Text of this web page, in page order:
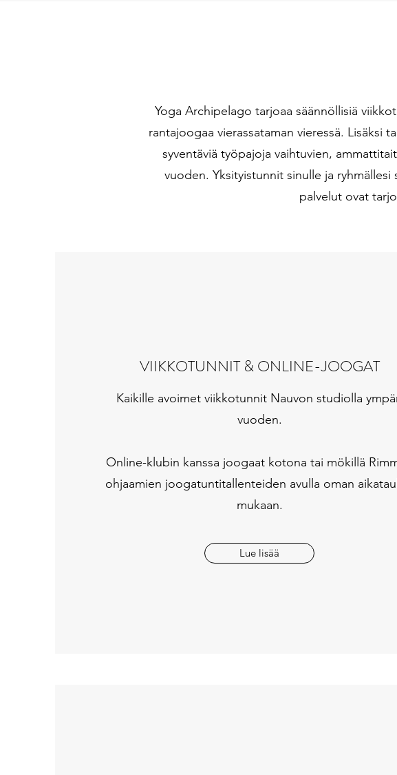
Yoga Archipelago tarjoaa säännöllisiä
rantajoogaa vierassataman vieressä. Lisäksi
syventäviä työpajoja vaihtuvien,
vuoden. Yksityistunnit sinulle ja
palvelut ovat
VIIKKOTUNNIT & ONLINE-JOOGAT
Kaikille avoimet viikkotunnit Nauvon studiolla
vuoden.
Online-klubin kanssa joogaat kotona tai mökillä
ohjaamien joogatuntitallenteiden avulla oman
mukaan.
Lue lisää